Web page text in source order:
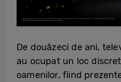
De douăzeci de ani,
au ocupat un loc
oamenilor, fiind